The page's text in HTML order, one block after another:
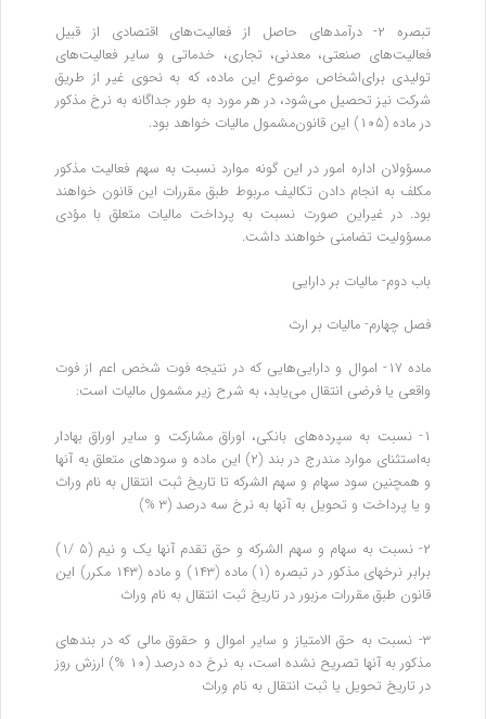
تبصره ۲- درآمدهای حاصل از فعالیت‌های اقتصادی از قبیل
فعالیت‌های صنعتی، معدنی، تجاری، خدماتی و سایر فعالیت‌های
تولیدی برای‌اشخاص موضوع این ماده، که به نحوی غیر از طریق
شرکت نیز تحصیل می‌شود، در هر مورد به طور جداگانه به نرخ مذکور
در ماده (۱۰۵) این قانون‌مشمول مالیات خواهد بود.
‌مسؤولان اداره امور در این گونه موارد نسبت به سهم فعالیت مذکور
مکلف به انجام دادن تکالیف مربوط طبق مقررات این قانون خواهند
بود. در غیر‌این صورت نسبت به پرداخت مالیات متعلق با مؤدی
مسؤولیت تضامنی خواهند داشت.
‌باب دوم- مالیات بر دارایی
فصل چهارم- مالیات بر ارث
ماده ۱۷- اموال و دارایی‌هایی که در نتیجه فوت شخص اعم از فوت
واقعی یا فرضی انتقال می‌یابد، به شرح زیر مشمول مالیات است:
۱- نسبت به سپرده‌های بانکی، اوراق مشارکت و سایر اوراق بهادار
به‌استثنای موارد مندرج در بند (۲) این ماده و سودهای متعلق به آنها
و همچنین سود سهام و سهم‌ الشرکه تا تاریخ ثبت انتقال به نام وراث
و یا پرداخت و تحویل به آنها به نرخ سه درصد (۳ %)
۲- نسبت به سهام و سهم‌ الشرکه و حق تقدم آنها یک و نیم (۵ /۱)
برابر نرخهای مذکور در تبصره (۱) ماده (۱۴۳) و ماده (۱۴۳ مکرر) این
قانون طبق مقررات مزبور در تاریخ ثبت انتقال به نام وراث
۳- نسبت به حق‌ الامتیاز و سایر اموال و حقوق مالی که در بندهای
مذکور به آنها تصریح نشده است، به نرخ ده‌ درصد (۱۰ %) ارزش روز
در تاریخ تحویل یا ثبت انتقال به نام وراث